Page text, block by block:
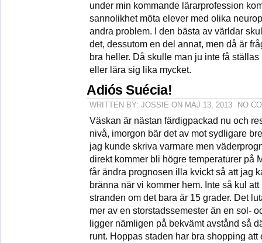
under min kommande lärarprofession
sannolikhet möta elever med olika
andra problem. I den bästa av världar
det, dessutom en del annat, men då är
bra heller. Då skulle man ju inte få
eller lära sig lika mycket.
Adiós Suécia!
WRITTEN BY: JOSSIE ON MAJ 13, 2013 NO
Väskan är nästan färdigpackad nu och
nivå, imorgon bär det av mot sydligare
jag kunde skriva varmare men
direkt kommer bli högre temperaturer på
får ändra prognosen illa kvickt så att jag
bränna när vi kommer hem. Inte så kul
stranden om det bara är 15 grader. Det
mer av en storstadssemester än en sol-
ligger nämligen på bekvämt avstånd så
runt. Hoppas staden har bra shopping